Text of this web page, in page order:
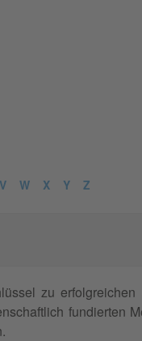
V W X Y Z
zu erfolgreichen
fundierten